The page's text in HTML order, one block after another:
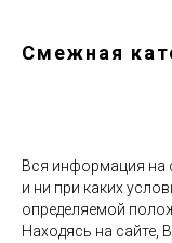
Смежная
Вся информация на
и ни при каких
определяемой
Находясь на сайте,